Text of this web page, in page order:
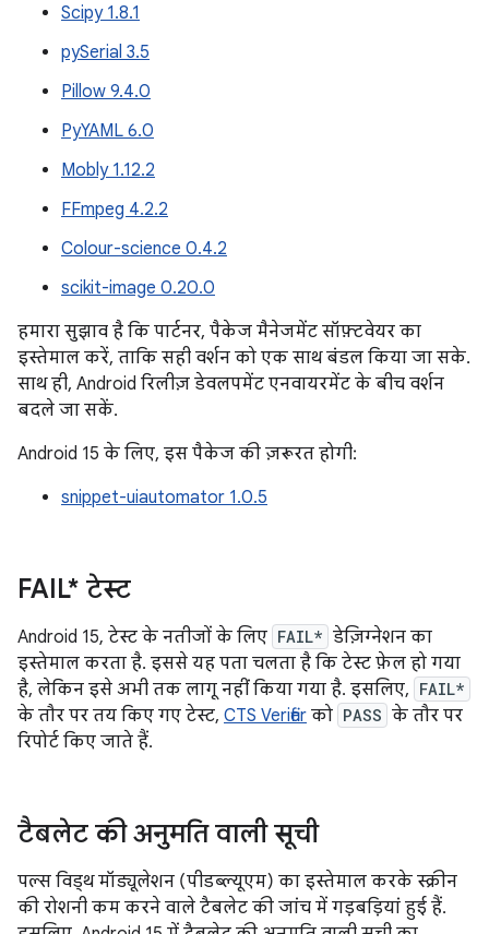
Scipy 1.8.1
pySerial 3.5
Pillow 9.4.0
PyYAML 6.0
Mobly 1.12.2
FFmpeg 4.2.2
Colour-science 0.4.2
scikit-image 0.20.0
हमारा सुझाव है कि पार्टनर, पैकेज मैनेजमेंट सॉफ़्टवेयर का
इस्तेमाल करें, ताकि सही वर्शन को एक साथ बंडल किया जा सके.
साथ ही, Android रिलीज़ डेवलपमेंट एनवायरमेंट के बीच वर्शन
बदले जा सकें.
Android 15 के लिए, इस पैकेज की ज़रूरत होगी:
snippet-uiautomator 1.0.5
FAIL* टेस्ट
Android 15, टेस्ट के नतीजों के लिए FAIL* डेज़िग्नेशन का
इस्तेमाल करता है. इससे यह पता चलता है कि टेस्ट फ़ेल हो गया
है, लेकिन इसे अभी तक लागू नहीं किया गया है. इसलिए, FAIL*
के तौर पर तय किए गए टेस्ट, CTS Verifier को PASS के तौर पर
रिपोर्ट किए जाते हैं.
टैबलेट की अनुमति वाली सूची
पल्स विड्थ मॉड्यूलेशन (पीडब्ल्यूएम) का इस्तेमाल करके स्क्रीन
की रोशनी कम करने वाले टैबलेट की जांच में गड़बड़ियां हुई हैं.